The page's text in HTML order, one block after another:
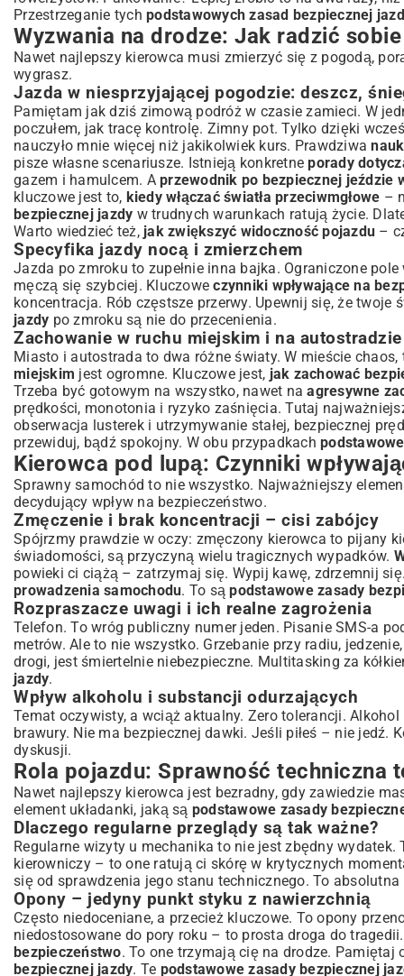
Przestrzeganie tych podstawowych zasad bezpiecznej
Wyzwania na drodze: Jak radzić
Nawet najlepszy kierowca musi zmierzyć się z pogodą,
wygrasz.
Jazda w niesprzyjającej pogodzie: deszcz,
Pamiętam jak dziś zimową podróż w czasie zamieci. W
poczułem, jak tracę kontrolę. Zimny pot. Tylko dzięki
nauczyło mnie więcej niż jakikolwiek kurs. Prawdziwa
pisze własne scenariusze. Istnieją konkretneporady
gazem i hamulcem. A przewodnik po bezpiecznej jeździe
kluczowe jest to, kiedy włączać światła przeciwmgłowe –
bezpiecznej jazdy w trudnych warunkach ratują życie.
Warto wiedzieć też, jak zwiększyć widoczność pojazdu –
Specyfika jazdy nocą i zmierzchem
Jazda po zmroku to zupełnie inna bajka. Ograniczone
męczą się szybciej. Kluczoweczynniki wpływające na
koncentracja. Rób częstsze przerwy. Upewnij się, że twoje
jazdy po zmroku są nie do przecenienia.
Zachowanie w ruchu miejskim i na autostradzie
Miasto i autostrada to dwa różne światy. W mieście
miejskim jest ogromne. Kluczowe jest, jak zachować
Trzeba być gotowym na wszystko, nawet naagresywne
prędkości, monotonia i ryzyko zaśnięcia. Tutaj
obserwacja lusterek i utrzymywanie stałej, bezpiecznej
przewiduj, bądź spokojny. W obu przypadkach
Kierowca pod lupą: Czynniki
Sprawny samochód to nie wszystko. Najważniejszy
decydujący wpływ na bezpieczeństwo.
Zmęczenie i brak koncentracji – cisi zabójcy
Spójrzmy prawdzie w oczy: zmęczony kierowca to pijany
świadomości, są przyczyną wielu tragicznych wypadków.
powieki ci ciążą – zatrzymaj się. Wypij kawę, zdrzemnij
prowadzenia samochodu. To sąpodstawowe zasady
Rozpraszacze uwagi i ich realne zagrożenia
Telefon. To wróg publiczny numer jeden. Pisanie SMS-a
metrów. Ale to nie wszystko. Grzebanie przy radiu,
drogi, jest śmiertelnie niebezpieczne. Multitasking za
jazdy.
Wpływ alkoholu i substancji odurzających
Temat oczywisty, a wciąż aktualny. Zero tolerancji.
brawury. Nie ma bezpiecznej dawki. Jeśli piłeś – nie jedź.
dyskusji.
Rola pojazdu: Sprawność techniczna
Nawet najlepszy kierowca jest bezradny, gdy zawiedzie
element układanki, jaką są podstawowe zasady
Dlaczego regularne przeglądy są tak ważne?
Regularne wizyty u mechanika to nie jest zbędny
kierowniczy – to one ratują ci skórę w krytycznych
się od sprawdzenia jego stanu technicznego. To
Opony – jedyny punkt styku z nawierzchnią
Często niedoceniane, a przecież kluczowe. To opony
niedostosowane do pory roku – to prosta droga do
bezpieczeństwo. To one trzymają cię na drodze.
bezpiecznej jazdy. Te podstawowe zasady bezpiecznej